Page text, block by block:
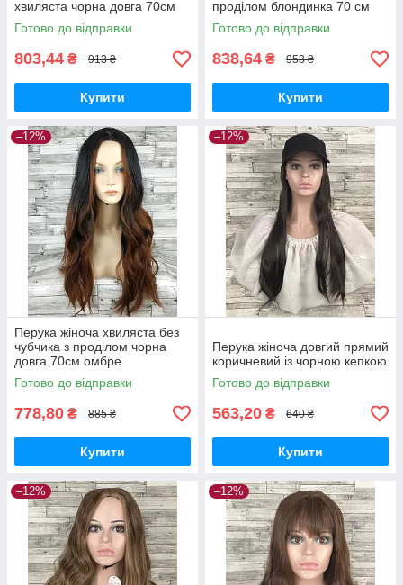
хвиляста чорна довга 70см
Готово до відправки
803,44 ₴ 913 ₴
Купити
проділом блондинка 70 см
Карнавальний
Готово до відправки
838,64 ₴ 953 ₴
Купити
–12%
Перука жіноча хвиляста без
чубчика з проділом чорна
довга 70см омбре
Готово до відправки
778,80 ₴ 885 ₴
Купити
–12%
Перука жіноча довгий прямий
коричневий із чорною кепкою
Готово до відправки
563,20 ₴ 640 ₴
Купити
–12% –12%